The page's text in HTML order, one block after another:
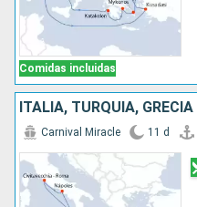
Comidas incluidas
ITALIA, TURQUÍA, GRECIA
Carnival Miracle 11 d